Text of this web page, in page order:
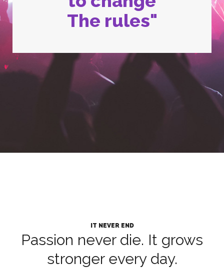
The rules"
IT NEVER END
Passion never die. It grows
stronger every day.